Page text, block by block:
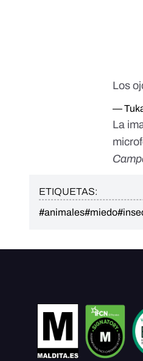
Los
—
La
ETIQUETAS:
#animales#miedo